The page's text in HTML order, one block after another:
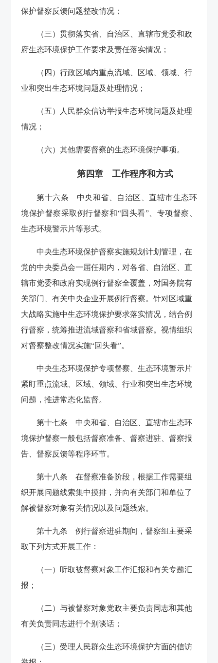
保护督察反馈问题整改情况；
（三）贯彻落实省、自治区、直辖市党委和政
府生态环境保护工作要求及责任落实情况；
（四）行政区域内重点流域、区域、领域、行
业和突出生态环境问题及处理情况；
（五）人民群众信访举报生态环境问题及处理
情况；
（六）其他需要督察的生态环境保护事项。
第四章 工作程序和方式
第十六条 中央和省、自治区、直辖市生态环
境保护督察采取例行督察和“回头看”、专项督察、
生态环境警示片等形式。
中央生态环境保护督察实施规划计划管理，在
党的中央委员会一届任期内，对各省、自治区、直
辖市党委和政府实现例行督察全覆盖，对国务院有
关部门、有关中央企业开展例行督察。针对区域重
大战略实施中生态环境保护要求落实情况，结合例
行督察，统筹推进流域督察和省域督察。视情组织
对督察整改情况实施“回头看”。
中央生态环境保护专项督察、生态环境警示片
紧盯重点流域、区域、领域、行业和突出生态环境
问题，推进常态化监督。
第十七条 中央和省、自治区、直辖市生态环
境保护督察一般包括督察准备、督察进驻、督察报
告、督察反馈等程序环节。
第十八条 在督察准备阶段，根据工作需要组
织开展问题线索集中摸排，并向有关部门和单位了
解被督察对象有关情况以及问题线索。
第十九条 例行督察进驻期间，督察组主要采
取下列方式开展工作：
（一）听取被督察对象工作汇报和有关专题汇
报；
（二）与被督察对象党政主要负责同志和其他
有关负责同志进行个别谈话；
（三）受理人民群众生态环境保护方面的信访